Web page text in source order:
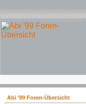
Abi '99 Foren-Übersicht